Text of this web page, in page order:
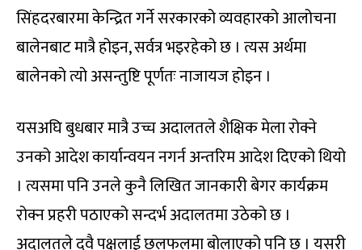
सिंहदरबारमा केन्द्रित गर्ने सरकारको व्यवहारको आलोचना
बालेनबाट मात्रै होइन, सर्वत्र भइरहेको छ । त्यस अर्थमा
बालेनको त्यो असन्तुष्टि पूर्णतः नाजायज होइन ।
यसअघि बुधबार मात्रै उच्च अदालतले शैक्षिक मेला रोक्ने
उनको आदेश कार्यान्वयन नगर्न अन्तरिम आदेश दिएको थियो
। त्यसमा पनि उनले कुनै लिखित जानकारी बेगर कार्यक्रम
रोक्न प्रहरी पठाएको सन्दर्भ अदालतमा उठेको छ ।
अदालतले दुवै पक्षलाई छलफलमा बोलाएको पनि छ । यसरी